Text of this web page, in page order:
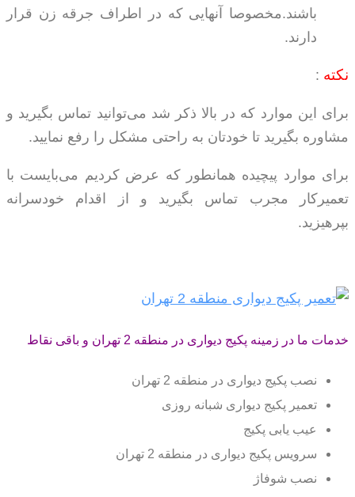
باشند.مخصوصا آنهایی که در اطراف جرقه زن قرار
دارند.
نکته :
برای این موارد که در بالا ذکر شد می‌توانید تماس بگیرید و
مشاوره بگیرید تا خودتان به راحتی مشکل را رفع نمایید.
برای موارد پیچیده همانطور که عرض کردیم می‌بایست با
تعمیرکار مجرب تماس بگیرید و از اقدام خودسرانه
بپرهیزید.
خدمات ما در زمینه پکیج دیواری در منطقه 2 تهران و باقی نقاط
نصب پکیج دیواری در منطقه 2 تهران
تعمیر پکیج دیواری شبانه روزی
عیب یابی پکیج
سرویس پکیج دیواری در منطقه 2 تهران
نصب شوفاژ